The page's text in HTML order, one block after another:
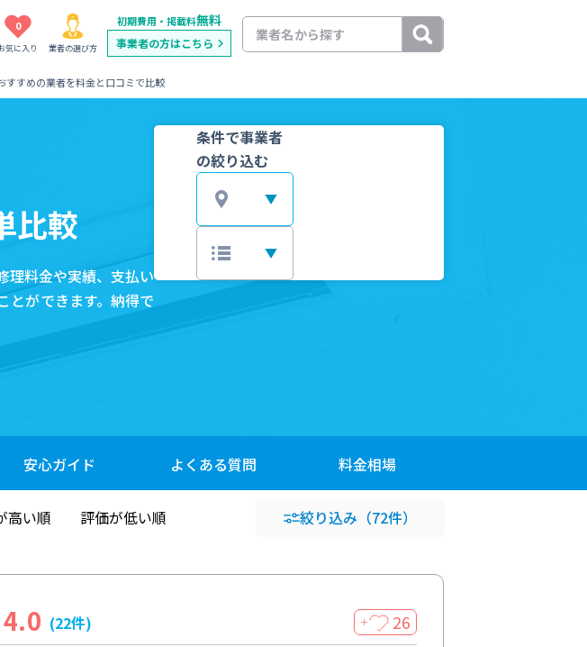
0
気に入り 業者の選び方
初期費用・掲載料無料
事業者の方はこちら
すすめの業者を料金と口コミで比較
比較
理料金や実績、支払い
とができます。納得で
条件で事業者
の絞り込む
安心ガイド よくある質問 料金相場
高い順 評価が低い順 絞り込み （72件）
4.0 (22件) ＋ 26